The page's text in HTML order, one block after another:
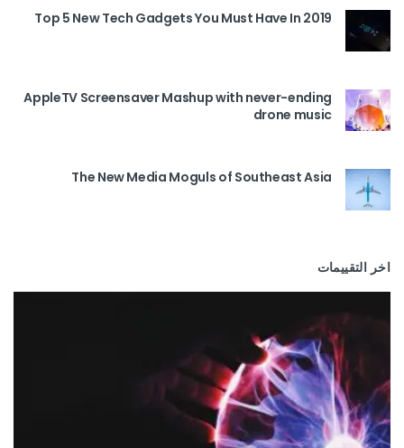
Top 5 New Tech Gadgets You Must Have In 2019
AppleTV Screensaver Mashup with never-ending
drone music
The New Media Moguls of Southeast Asia
اخر التقييمات